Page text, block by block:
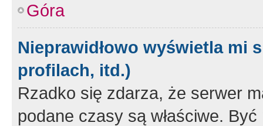
Góra
Nieprawidłowo wyświetla mi
profilach, itd.)
Rzadko się zdarza, że serwer
podane czasy są właściwe.